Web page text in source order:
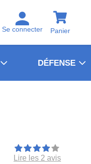
Se connecter Panier
DÉFENSE
Lire les 2 avis